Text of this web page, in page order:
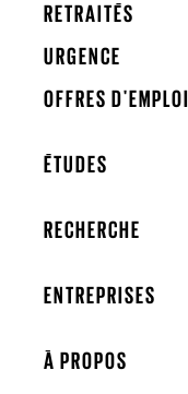
RETRAITÉS
URGENCE
OFFRES D'EMPLOI
ÉTUDES
RECHERCHE
ENTREPRISES
À PROPOS